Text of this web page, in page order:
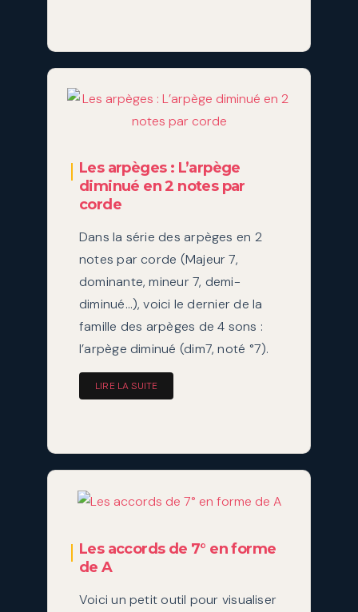
Les arpèges : L’arpège
diminué en 2 notes par
corde
Dans la série des arpèges en 2
notes par corde (Majeur 7,
dominante, mineur 7, demi-
diminué…), voici le dernier de la
famille des arpèges de 4 sons :
l’arpège diminué (dim7, noté °7).
LIRE LA SUITE
Les accords de 7° en forme
de A
Voici un petit outil pour visualiser